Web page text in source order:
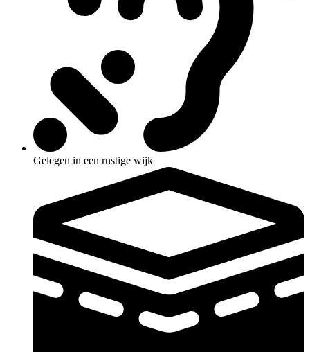
Gelegen in een rustige wijk